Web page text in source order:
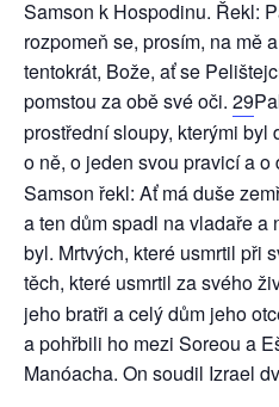
Samson k Hospodinu. Řekl:
rozpomeň se, prosím, na mě
tentokrát, Bože, ať se
pomstou za obě své oči. 29
prostřední sloupy, kterými byl
o ně, o jeden svou pravicí a o
Samson řekl: Ať má duše
a ten dům spadl na vladaře a
byl. Mrtvých, které usmrtil při
těch, které usmrtil za svého
jeho bratři a celý dům jeho
a pohřbili ho mezi Soreou a
Manóacha. On soudil Izrael